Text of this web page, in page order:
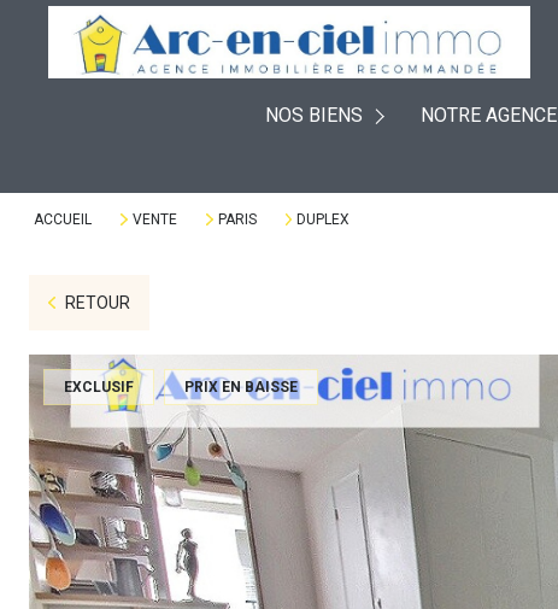
NOS BIENS NOTRE AGENCE
EXPERTISES
PLACEMENTS
ACCUEIL VENTE PARIS DUPLEX
RETOUR
EXCLUSIF PRIX EN BAISSE